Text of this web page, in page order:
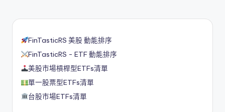
FinTasticRS 美股 動能排序
FinTasticRS - ETF 動能排序
美股市場槓桿型ETFs清單
單一股票型ETFs清單
台股市場ETFs清單